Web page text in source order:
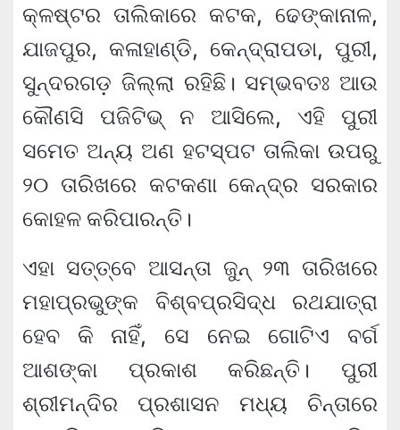
କ୍ଳଷ୍ଟର ତାଲିକାରେ କଟକ, ଢେଙ୍କାନାଳ,
ଯାଜପୁର, କଳାହାଣ୍ଡି, କେନ୍ଦ୍ରାପଡା, ପୁରୀ,
ସୁନ୍ଦରଗଡ଼ ଜିଲ୍ଲା ରହିଛି। ସମ୍ଭବତଃ ଆଉ
କୌଣସି ପଜିଟିଭ୍ ନ ଆସିଲେ, ଏହି ପୁରୀ
ସମେତ ଅନ୍ୟ ଅଣ ହଟସ୍ପଟ ତାଲିକା ଉପରୁ
୨୦ ତାରିଖରେ କଟକଣା କେନ୍ଦ୍ର ସରକାର
କୋହଳ କରିପାରନ୍ତି।
ଏହା ସତ୍ତ୍ବେ ଆସନ୍ତା ଜୁନ୍ ୨୩ ତାରିଖରେ
ମହାପ୍ରଭୁଙ୍କ ବିଶ୍ବପ୍ରସିଦ୍ଧ ରଥଯାତ୍ରା
ହେବ କି ନାହିଁ, ସେ ନେଇ ଗୋଟିଏ ବର୍ଗ
ଆଶଙ୍କା ପ୍ରକାଶ କରିଛନ୍ତି। ପୁରୀ
ଶ୍ରୀମନ୍ଦିର ପ୍ରଶାସନ ମଧ୍ୟ ଚିନ୍ତାରେ